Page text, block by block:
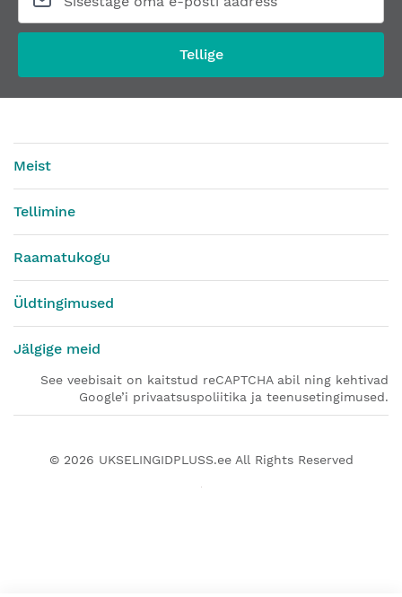
Tellige
Meist
Tellimine
Raamatukogu
Üldtingimused
Jälgige meid
See veebisait on kaitstud reCAPTCHA abil ning kehtivad
Google’i privaatsuspoliitika ja teenusetingimused.
© 2026 UKSELINGIDPLUSS.eeAll Rights Reserved